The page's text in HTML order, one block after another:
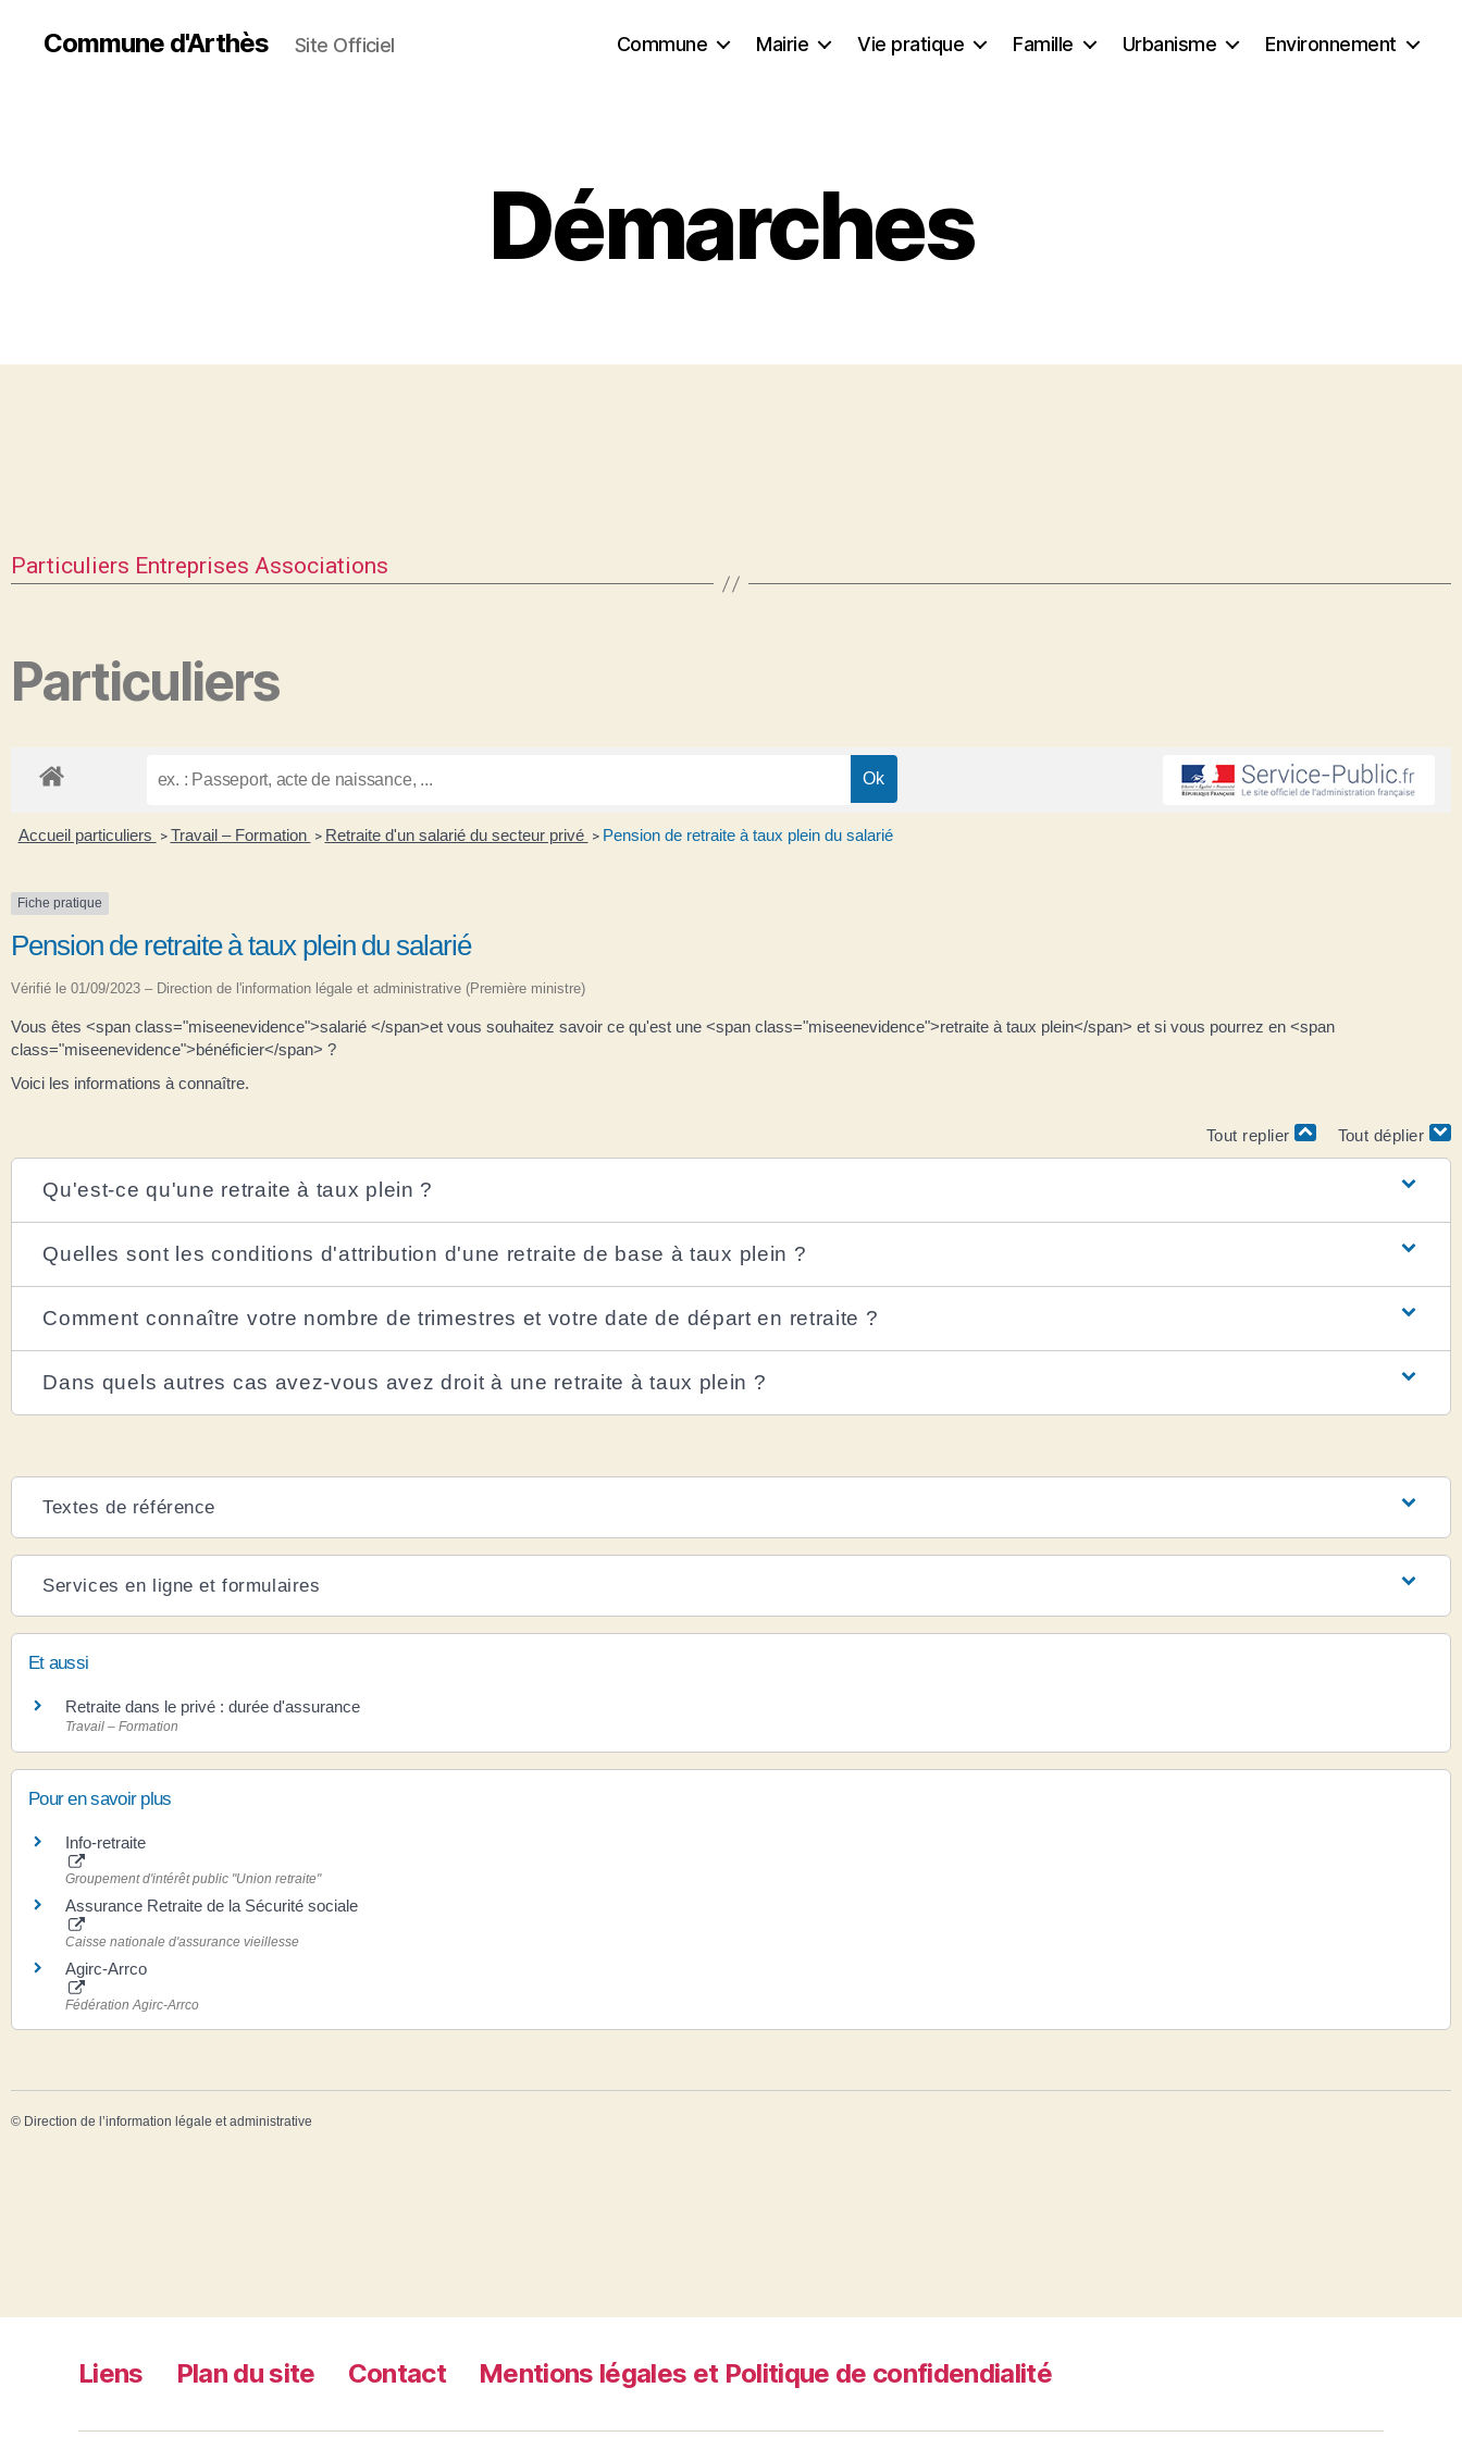
Commune d'Arthès Site Officiel Commune Mairie Vie pratique Famille Urbanisme Environnement
Démarches
Particuliers Entreprises Associations
Particuliers
Accueil particuliers > Travail – Formation > Retraite d'un salarié du secteur privé > Pension de retraite à taux plein du salarié
Fiche pratique
Pension de retraite à taux plein du salarié
Vérifié le 01/09/2023 – Direction de l'information légale et administrative (Première ministre)
Vous êtes <span class="miseenevidence">salarié </span>et vous souhaitez savoir ce qu'est une <span class="miseenevidence">retraite à taux plein</span> et si vous pourrez en <span
class="miseenevidence">bénéficier</span> ?
Voici les informations à connaître.
Tout replier Tout déplier
Qu'est-ce qu'une retraite à taux plein ?
Quelles sont les conditions d'attribution d'une retraite de base à taux plein ?
Comment connaître votre nombre de trimestres et votre date de départ en retraite ?
Dans quels autres cas avez-vous avez droit à une retraite à taux plein ?
Textes de référence
Services en ligne et formulaires
Et aussi
Retraite dans le privé : durée d'assurance
Travail – Formation
Pour en savoir plus
Info-retraite
Groupement d'intérêt public "Union retraite"
Assurance Retraite de la Sécurité sociale
Caisse nationale d'assurance vieillesse
Agirc-Arrco
Fédération Agirc-Arrco
© Direction de l’information légale et administrative
Liens Plan du site Contact Mentions légales et Politique de confidendialité